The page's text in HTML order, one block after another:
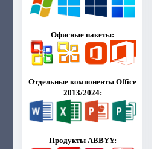
Офисные пакеты:
Отдельные компоненты Office
2013/2024:
Продукты ABBYY: